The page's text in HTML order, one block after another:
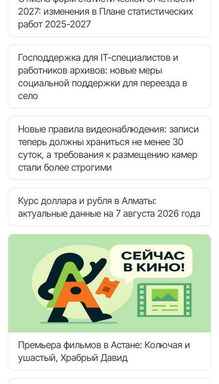
2027: изменения в Плане статистических
работ 2025-2027
Господдержка для IT-специалистов и
работников архивов: новые меры
социальной поддержки для переезда в
село
Новые правила видеонаблюдения: записи
теперь должны храниться не менее 30
суток, а требования к размещению камер
стали более строгими
Курс доллара и рубля в Алматы:
актуальные данные на 7 августа 2026 года
Премьера фильмов в Астане: Колючая и
ушастый, Храбрый Давид